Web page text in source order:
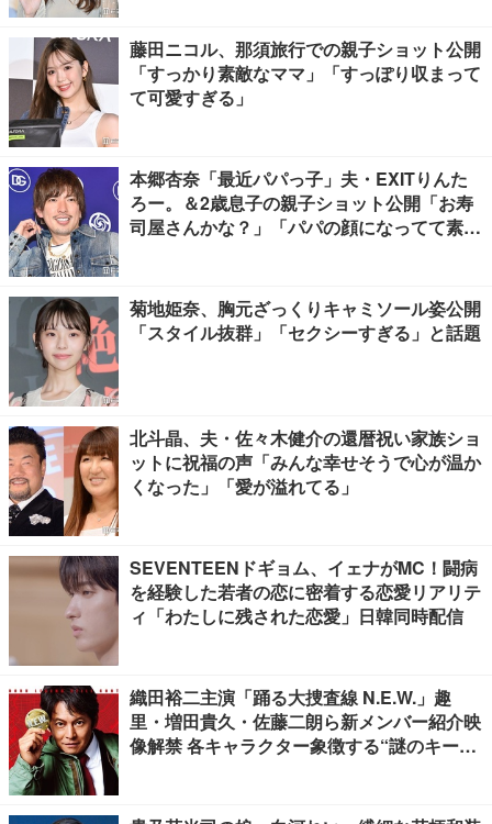
藤田ニコル、那須旅行での親子ショット公開
「すっかり素敵なママ」「すっぽり収まって
て可愛すぎる」
本郷杏奈「最近パパっ子」夫・EXITりんた
ろー。＆2歳息子の親子ショット公開「お寿
司屋さんかな？」「パパの顔になってて素
菊地姫奈、胸元ざっくりキャミソール姿公開
「スタイル抜群」「セクシーすぎる」と話題
北斗晶、夫・佐々木健介の還暦祝い家族ショ
ットに祝福の声「みんな幸せそうで心が温か
くなった」「愛が溢れてる」
SEVENTEENドギョム、イェナがMC！闘病
を経験した若者の恋に密着する恋愛リアリテ
ィ「わたしに残された恋愛」日韓同時配信
織田裕二主演「踊る大捜査線 N.E.W.」趣
里・増田貴久・佐藤二朗ら新メンバー紹介映
像解禁 各キャラクター象徴する“謎のキーワ